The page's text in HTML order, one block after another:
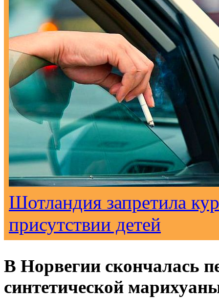
Шотландия запретила
присутствии детей
В Норвегии скончалась
синтетической